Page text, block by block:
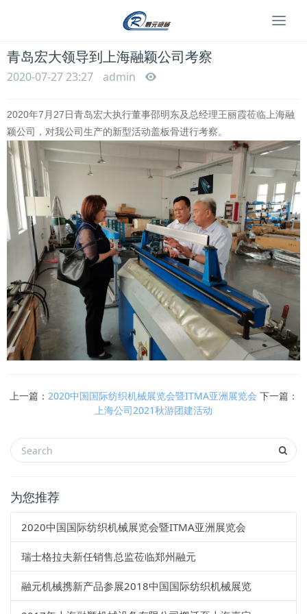
青岛宏大领导到上海融颖公司考察
2020-07-27 23:27
admin
2020年7月27日青岛宏大执行董事邵明东及总经理王丽霞莅临上海融
颖公司，对我公司生产的新型活动盖板骨进行考察。
上一篇： 2020中国国际纺织机械展览会暨ITMA亚洲展览会 下一篇：
上海公司2021秋游团建活动
为您推荐
2020中国国际纺织机械展览会暨ITMA亚洲展览会
瑞士格拉夫新任销售总监莅临郑州融元
融元机械携新产品参展2018中国国际纺织机械展览